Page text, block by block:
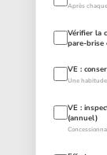
Après
Vérifier la
pare-brise
VE :
Une
VE :
(annuel)